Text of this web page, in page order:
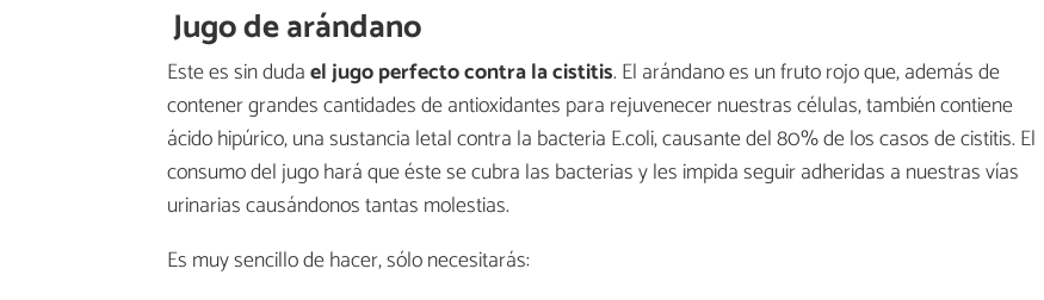
Jugo de arándano
Este es sin dudael jugo perfecto contra la cistitis. El arándano es un fruto rojo que, además de
contener grandes cantidades de antioxidantes para rejuvenecer nuestras células, también contiene
ácido hipúrico, una sustancia letal contra la bacteria E.coli, causante del 80% de los casos de cistitis. El
consumo del jugo hará que éste se cubra las bacterias y les impida seguir adheridas a nuestras vías
urinarias causándonos tantas molestias.
Es muy sencillo de hacer, sólo necesitarás: